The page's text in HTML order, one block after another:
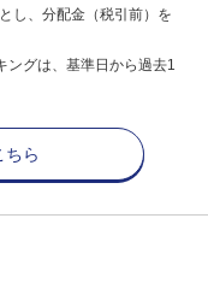
し、分配金（税引前）を
グは、基準日から過去1
ちら